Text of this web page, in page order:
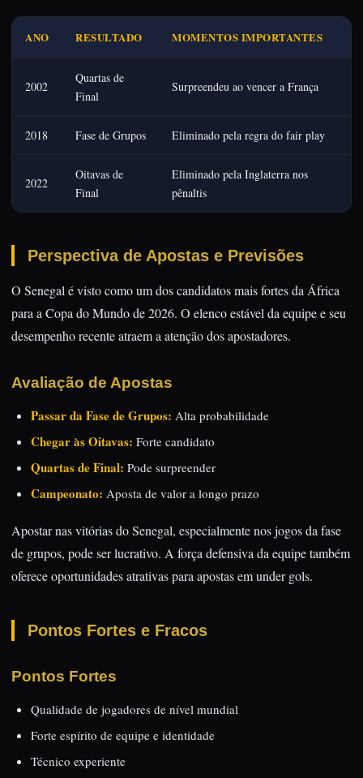
ANO RESULTADO MOMENTOS IMPORTANTES
2002
Quartas de
Final
Surpreendeu ao vencer a França
2018 Fase de Grupos Eliminado pela regra do fair play
2022
Oitavas de
Final
Eliminado pela Inglaterra nos
pênaltis
Perspectiva de Apostas e Previsões
O Senegal é visto como um dos candidatos mais fortes da África
para a Copa do Mundo de 2026. O elenco estável da equipe e seu
desempenho recente atraem a atenção dos apostadores.
Avaliação de Apostas
Passar da Fase de Grupos: Alta probabilidade
Chegar às Oitavas: Forte candidato
Quartas de Final: Pode surpreender
Campeonato: Aposta de valor a longo prazo
Apostar nas vitórias do Senegal, especialmente nos jogos da fase
de grupos, pode ser lucrativo. A força defensiva da equipe também
oferece oportunidades atrativas para apostas em under gols.
Pontos Fortes e Fracos
Pontos Fortes
Qualidade de jogadores de nível mundial
Forte espírito de equipe e identidade
Técnico experiente